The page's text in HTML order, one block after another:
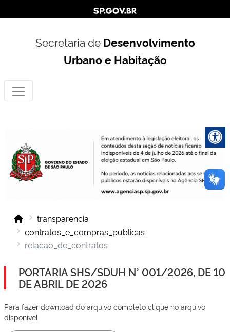
Secretaria de Desenvolvimento
Urbano e Habitação
transparencia
contratos_e_compras_publicas
relacao_de_contratos
PORTARIA SHS/SDUH N° 001/2026, DE 10
DE ABRIL DE 2026
Para fazer download do arquivo completo clique no arquivo
disponível